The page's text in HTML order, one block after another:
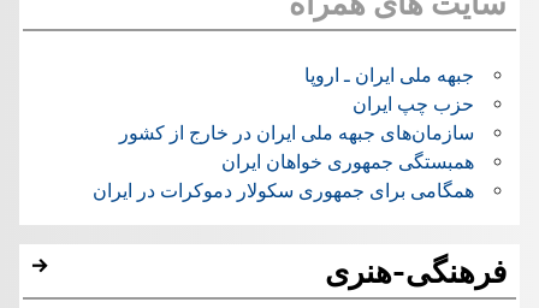
جبهه ملی ایران ـ اروپا
حزب چپ ایران
سازمان‌های جبهه ملی ایران در خارج از کشور
همبستگی جمهوری خواهان ایران
همگامی برای جمهوری سکولار دموکرات در ایران
فرهنگی-هنری